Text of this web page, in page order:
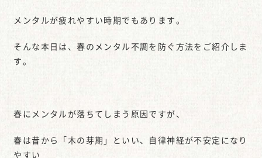
メンタルが疲れやすい時期でもあります。
そんな本日は、春のメンタル不調を防ぐ方法をご紹介しま
す。
春にメンタルが落ちてしまう原因ですが、
春は昔から「木の芽期」といい、自律神経が不安定になり
やすい